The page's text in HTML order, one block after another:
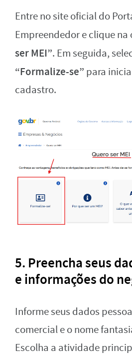
Entre no site oficial do
Empreendedor e clique na
ser MEI”. Em seguida,
“Formalize-se” para
cadastro.
5. Preencha seus
e informações do
Informe seus dados
comercial e o nome
Escolha a atividade